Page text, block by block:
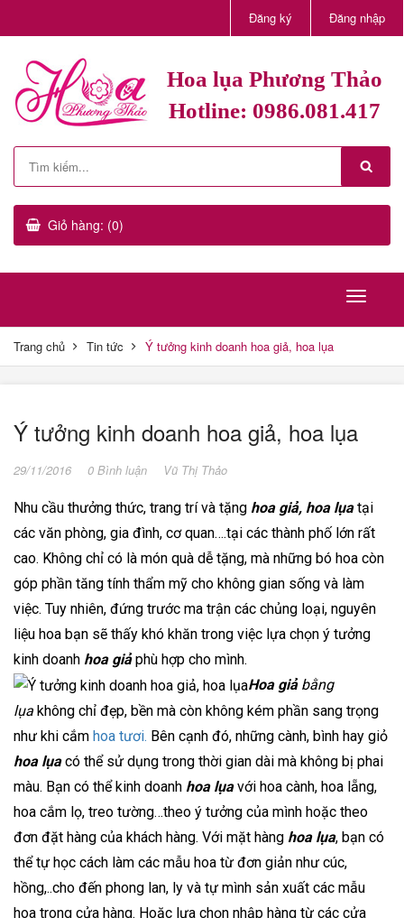
Đăng ký Đăng nhập
Hoa lụa Phương Thảo
Hotline: 0986.081.417
Giỏ hàng: (0)
Trang chủ Tin tức Ý tưởng kinh doanh hoa giả, hoa lụa
Ý tưởng kinh doanh hoa giả, hoa lụa
29/11/2016 0 Bình luận Vũ Thị Thảo
Nhu cầu thưởng thức, trang trí và tặng hoa giả, hoa lụatại
các văn phòng, gia đình, cơ quan….tại các thành phố lớn rất
cao. Không chỉ có là món quà dễ tặng, mà những bó hoa còn
góp phần tăng tính thẩm mỹ cho không gian sống và làm
việc. Tuy nhiên, đứng trước ma trận các chủng loại, nguyên
liệu hoa bạn sẽ thấy khó khăn trong việc lựa chọn ý tưởng
kinh doanh hoa giảphù hợp cho mình.
Hoa giảbằng
lụa không chỉ đẹp, bền mà còn không kém phần sang trọng
như khi cắm hoa tươi. Bên cạnh đó, những cành, bình hay giỏ
hoa lụacó thể sử dụng trong thời gian dài mà không bị phai
màu. Bạn có thể kinh doanh hoa lụavới hoa cành, hoa lẵng,
hoa cắm lọ, treo tường…theo ý tưởng của mình hoặc theo
đơn đặt hàng của khách hàng. Với mặt hàng hoa lụa, bạn có
thể tự học cách làm các mẫu hoa từ đơn giản như cúc,
hồng,..cho đến phong lan, ly và tự mình sản xuất các mẫu
hoa trong cửa hàng. Hoặc lựa chọn nhập hàng từ các cửa